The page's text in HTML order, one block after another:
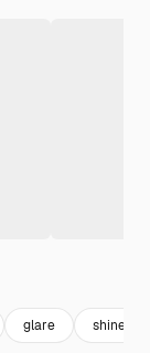
glare shine